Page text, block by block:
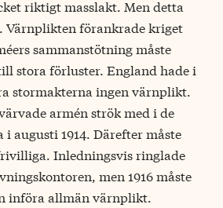
riktigt masslakt. Men detta
Värnplikten förankrade kriget
sammanstötning måste
stora förluster. England hade i
stormakterna ingen värnplikt.
armén strök med i de
augusti 1914. Därefter måste
Inledningsvis ringlade
men 1916 måste
införa allmän värnplikt.